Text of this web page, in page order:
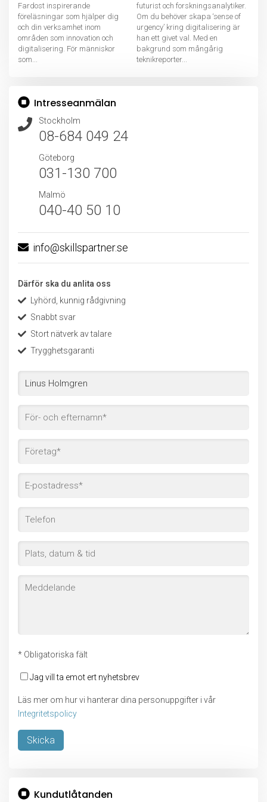
Fardost inspirerande
föreläsningar som hjälper dig
och din verksamhet inom
områden som innovation och
digitalisering. För människor
som...
futurist och forskningsanalytiker.
Om du behöver skapa ‘sense of
urgency’ kring digitalisering är
han ett givet val. Med en
bakgrund som mångårig
teknikreporter...
Intresseanmälan
Stockholm
08-684 049 24
Göteborg
031-130 700
Malmö
040-40 50 10
info@skillspartner.se
Därför ska du anlita oss
Lyhörd, kunnig rådgivning
Snabbt svar
Stort nätverk av talare
Trygghetsgaranti
* Obligatoriska fält
Jag vill ta emot ert nyhetsbrev
Läs mer om hur vi hanterar dina personuppgifter i vår
Integritetspolicy
Kundutlåtanden